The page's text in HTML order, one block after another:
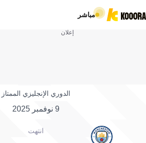
مباشر
إعلان
الدوري الإنجليزي الممتاز
9 نوفمبر 2025
انتهت